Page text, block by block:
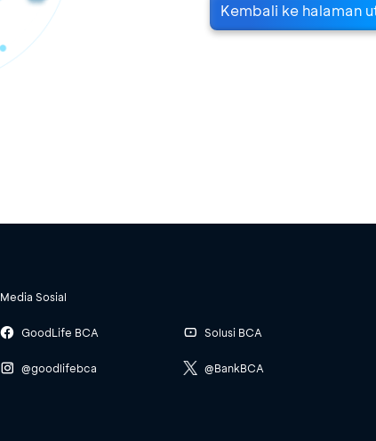
Kembali ke halaman
Media Sosial
GoodLife BCA
@goodlifebca
Solusi BCA
@BankBCA